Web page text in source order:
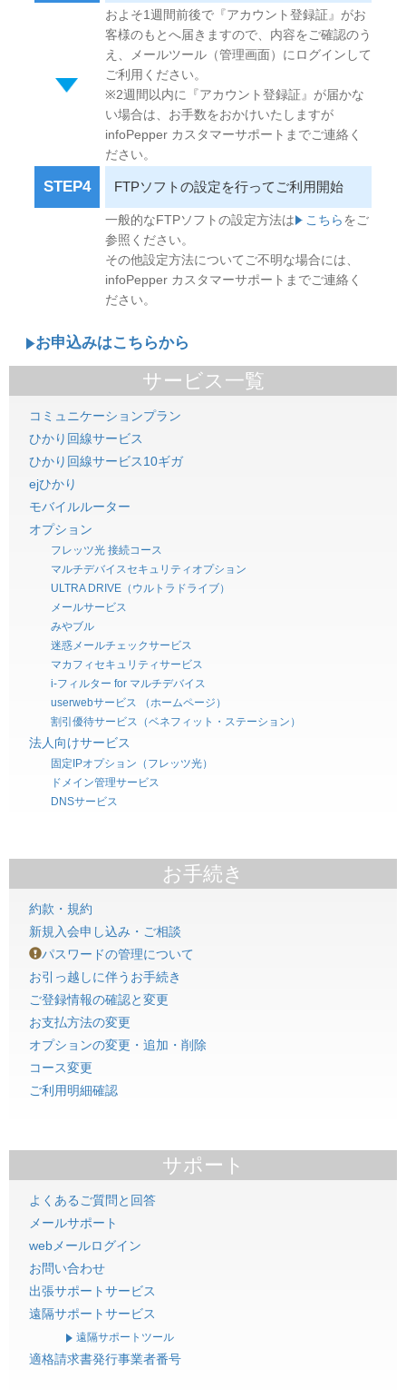
およそ1週間前後で『アカウント登録証』がお
客様のもとへ届きますので、内容をご確認のう
え、メールツール（管理画面）にログインして
ご利用ください。
※2週間以内に『アカウント登録証』が届かな
い場合は、お手数をおかけいたしますが
infoPepper カスタマーサポートまでご連絡く
ださい。
STEP4 FTPソフトの設定を行ってご利用開始
一般的なFTPソフトの設定方法は こちらをご
参照ください。
その他設定方法についてご不明な場合には、
infoPepper カスタマーサポートまでご連絡く
ださい。
お申込みはこちらから
サービス一覧
コミュニケーションプラン
ひかり回線サービス
ひかり回線サービス10ギガ
ejひかり
モバイルルーター
オプション
フレッツ光 接続コース
マルチデバイスセキュリティオプション
ULTRA DRIVE（ウルトラドライブ）
メールサービス
みやブル
迷惑メールチェックサービス
マカフィセキュリティサービス
i-フィルター for マルチデバイス
userwebサービス （ホームページ）
割引優待サービス（ベネフィット・ステーション）
法人向けサービス
固定IPオプション（フレッツ光）
ドメイン管理サービス
DNSサービス
お手続き
約款・規約
新規入会申し込み・ご相談
パスワードの管理について
お引っ越しに伴うお手続き
ご登録情報の確認と変更
お支払方法の変更
オプションの変更・追加・削除
コース変更
ご利用明細確認
サポート
よくあるご質問と回答
メールサポート
webメールログイン
お問い合わせ
出張サポートサービス
遠隔サポートサービス
遠隔サポートツール
適格請求書発行事業者番号